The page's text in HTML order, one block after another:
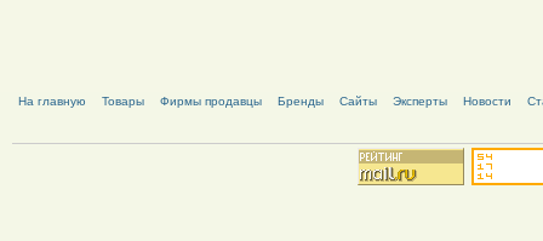
На главную Товары Фирмы продавцы Бренды Сайты Эксперты Новости